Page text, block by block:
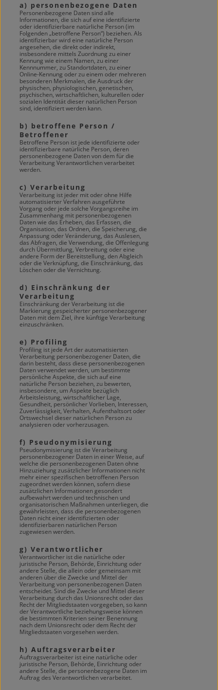
a) personenbezogene Daten
Personenbezogene Daten sind alle
Informationen, die sich auf eine identifizierte
oder identifizierbare natürliche Person (im
Folgenden „betroffene Person“) beziehen. Als
identifizierbar wird eine natürliche Person
angesehen, die direkt oder indirekt,
insbesondere mittels Zuordnung zu einer
Kennung wie einem Namen, zu einer
Kennnummer, zu Standortdaten, zu einer
Online-Kennung oder zu einem oder mehreren
besonderen Merkmalen, die Ausdruck der
physischen, physiologischen, genetischen,
psychischen, wirtschaftlichen, kulturellen oder
sozialen Identität dieser natürlichen Person
sind, identifiziert werden kann.
b) betroffene Person /
Betroffener
Betroffene Person ist jede identifizierte oder
identifizierbare natürliche Person, deren
personenbezogene Daten von dem für die
Verarbeitung Verantwortlichen verarbeitet
werden.
c) Verarbeitung
Verarbeitung ist jeder mit oder ohne Hilfe
automatisierter Verfahren ausgeführte
Vorgang oder jede solche Vorgangsreihe im
Zusammenhang mit personenbezogenen
Daten wie das Erheben, das Erfassen, die
Organisation, das Ordnen, die Speicherung, die
Anpassung oder Veränderung, das Auslesen,
das Abfragen, die Verwendung, die Offenlegung
durch Übermittlung, Verbreitung oder eine
andere Form der Bereitstellung, den Abgleich
oder die Verknüpfung, die Einschränkung, das
Löschen oder die Vernichtung.
d) Einschränkung der
Verarbeitung
Einschränkung der Verarbeitung ist die
Markierung gespeicherter personenbezogener
Daten mit dem Ziel, ihre künftige Verarbeitung
einzuschränken.
e) Profiling
Profiling ist jede Art der automatisierten
Verarbeitung personenbezogener Daten, die
darin besteht, dass diese personenbezogenen
Daten verwendet werden, um bestimmte
persönliche Aspekte, die sich auf eine
natürliche Person beziehen, zu bewerten,
insbesondere, um Aspekte bezüglich
Arbeitsleistung, wirtschaftlicher Lage,
Gesundheit, persönlicher Vorlieben, Interessen,
Zuverlässigkeit, Verhalten, Aufenthaltsort oder
Ortswechsel dieser natürlichen Person zu
analysieren oder vorherzusagen.
f) Pseudonymisierung
Pseudonymisierung ist die Verarbeitung
personenbezogener Daten in einer Weise, auf
welche die personenbezogenen Daten ohne
Hinzuziehung zusätzlicher Informationen nicht
mehr einer spezifischen betroffenen Person
zugeordnet werden können, sofern diese
zusätzlichen Informationen gesondert
aufbewahrt werden und technischen und
organisatorischen Maßnahmen unterliegen, die
gewährleisten, dass die personenbezogenen
Daten nicht einer identifizierten oder
identifizierbaren natürlichen Person
zugewiesen werden.
g) Verantwortlicher
Verantwortlicher ist die natürliche oder
juristische Person, Behörde, Einrichtung oder
andere Stelle, die allein oder gemeinsam mit
anderen über die Zwecke und Mittel der
Verarbeitung von personenbezogenen Daten
entscheidet. Sind die Zwecke und Mittel dieser
Verarbeitung durch das Unionsrecht oder das
Recht der Mitgliedstaaten vorgegeben, so kann
der Verantwortliche beziehungsweise können
die bestimmten Kriterien seiner Benennung
nach dem Unionsrecht oder dem Recht der
Mitgliedstaaten vorgesehen werden.
h) Auftragsverarbeiter
Auftragsverarbeiter ist eine natürliche oder
juristische Person, Behörde, Einrichtung oder
andere Stelle, die personenbezogene Daten im
Auftrag des Verantwortlichen verarbeitet.